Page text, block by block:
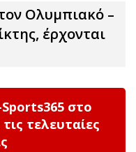
Ολυμπιακό –
έρχονται
στο
τελευταίες